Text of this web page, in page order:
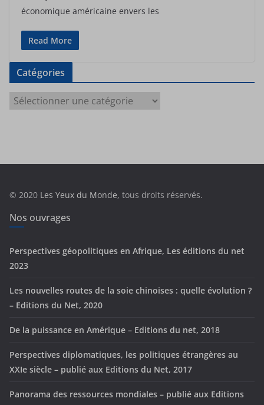
économique américaine envers les
Read More
Catégories
e
© 2020 Les Yeux du Monde, tous droits réservés.
Nos ouvrages
Perspectives géopolitiques en Afrique, Les éditions du net
2023
Les nouvelles routes de la soie chinoises : quelle évolution ?
– Editions du Net, 2020
De la puissance en Amérique – Editions du net, 2018
Perspectives diplomatiques, les politiques étrangères au
XXIe siècle – publié aux Editions du Net, 2017
Panorama des ressources mondiales – publié aux Editions